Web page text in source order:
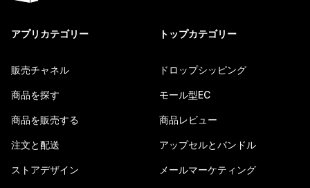
アプリカテゴリー
販売チャネル
商品を探す
商品を販売する
注文と配送
ストアデザイン
トップカテゴリー
ドロップシッピング
モール型EC
商品レビュー
アップセルとバンドル
メールマーケティング